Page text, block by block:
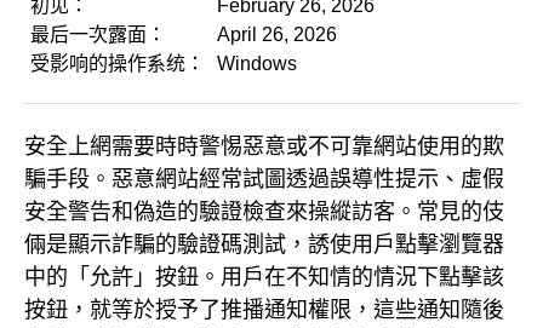
初见：
February 26, 2026
最后一次露面：
April 26, 2026
受影响的操作系统：
Windows
安全上網需要時時警惕惡意或不可靠網站使用的欺
騙手段。惡意網站經常試圖透過誤導性提示、虛假
安全警告和偽造的驗證檢查來操縱訪客。常見的伎
倆是顯示詐騙的驗證碼測試，誘使用戶點擊瀏覽器
中的「允許」按鈕。用戶在不知情的情況下點擊該
按鈕，就等於授予了推播通知權限，這些通知隨後